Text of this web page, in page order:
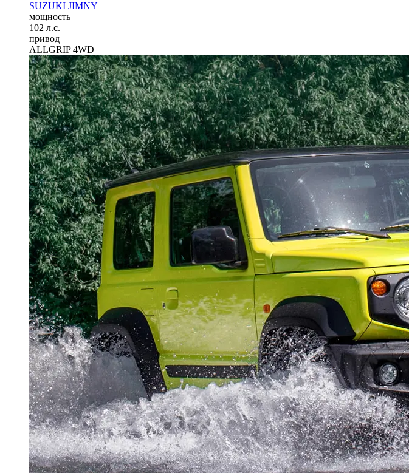
SUZUKI JIMNY
мощность
102 л.с.
привод
ALLGRIP 4WD